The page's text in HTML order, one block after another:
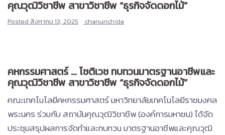
คุณวุฒิวิชาชีพ สาขาวิชาชีพ “ธุรกิจจัดดอกไม้”
Posted สิงหาคม 13, 2025 chanunchida
คหกรรมศาสตร์ … โชติเวช ทบทวนมาตรฐานอาชีพและ
คุณวุฒิวิชาชีพ สาขาวิชาชีพ “ธุรกิจจัดดอกไม้”
คณะเทคโนโลยีคหกรรมศาสตร์ มหาวิทยาลัยเทคโนโลยีราชมงคล
พระนคร ร่วมกับ สถาบันคุณวุฒิวิชาชีพ (องค์การมหาชน) ได้จัด
ประชุมสรุปผลการจัดทำและทบทวน มาตรฐานอาชีพและคุณวุฒิ